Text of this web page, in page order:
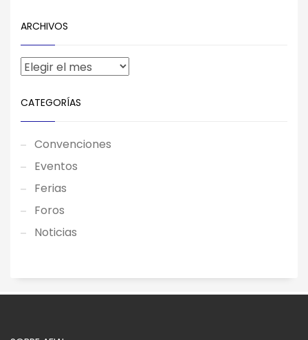
ARCHIVOS
CATEGORÍAS
Convenciones
Eventos
Ferias
Foros
Noticias